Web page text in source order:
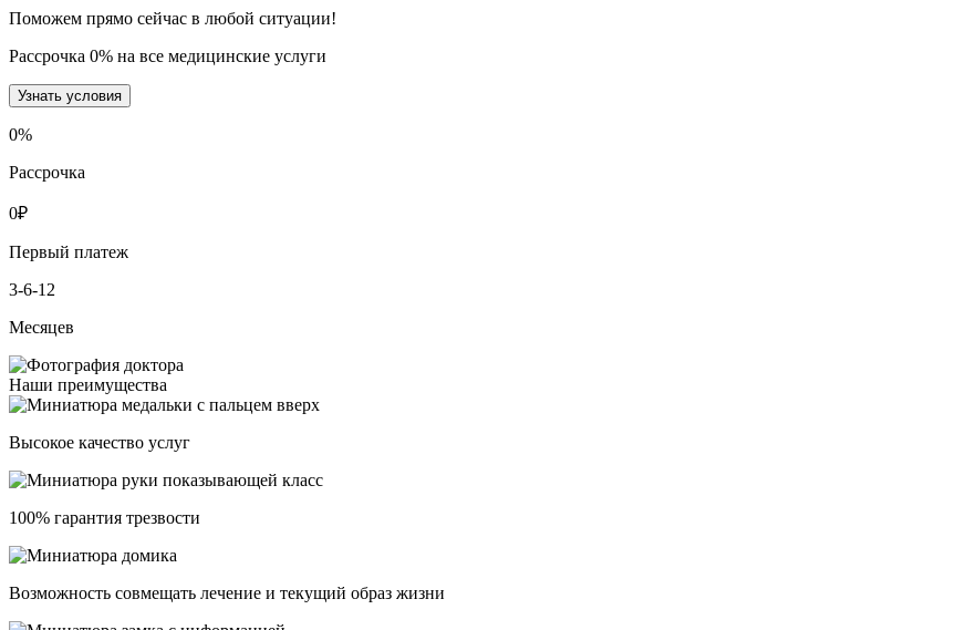
Поможем прямо сейчас в любой ситуации!
Рассрочка 0% на все медицинские услуги
Узнать условия
0%
Рассрочка
0₽
Первый платеж
3-6-12
Месяцев
Наши преимущества
Высокое качество услуг
100% гарантия трезвости
Возможность совмещать лечение и текущий образ жизни